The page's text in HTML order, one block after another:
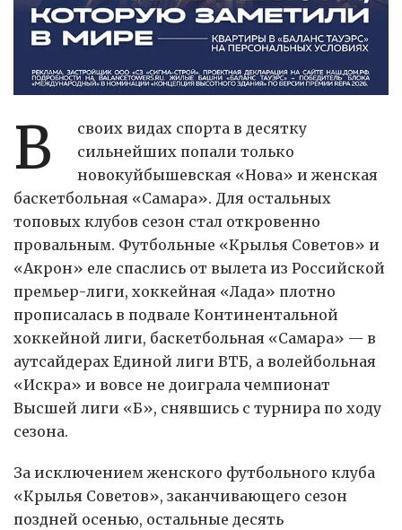
В
своих видах спорта в десятку
сильнейших попали только
новокуйбышевская «Нова» и женская
баскетбольная «Самара». Для остальных
топовых клубов сезон стал откровенно
провальным. Футбольные «Крылья Советов» и
«Акрон» еле спаслись от вылета из Российской
премьер-лиги, хоккейная «Лада» плотно
прописалась в подвале Континентальной
хоккейной лиги, баскетбольная «Самара» — в
аутсайдерах Единой лиги ВТБ, а волейбольная
«Искра» и вовсе не доиграла чемпионат
Высшей лиги «Б», снявшись с турнира по ходу
сезона.
За исключением женского футбольного клуба
«Крылья Советов», заканчивающего сезон
поздней осенью, остальные десять